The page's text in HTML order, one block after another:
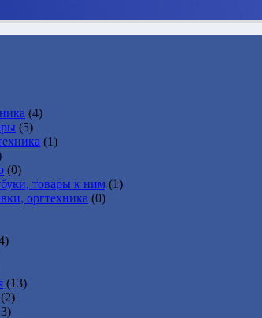
(4)
(5)
(1)
(0)
товары к ним (1)
оргтехника (0)
(13)
(2)